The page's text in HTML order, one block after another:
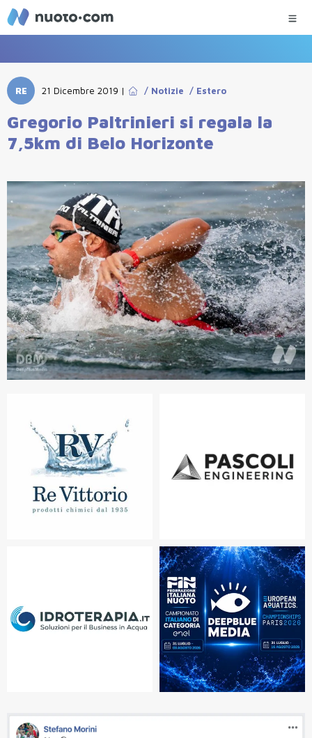
RE 21 Dicembre 2019 | / Notizie / Estero
Gregorio Paltrinieri si regala la
7,5km di Belo Horizonte